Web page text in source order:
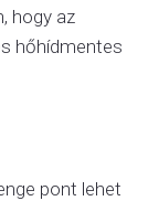
hogy az
hőhídmentes
pont lehet